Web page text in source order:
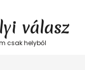
válasz
csak helyből